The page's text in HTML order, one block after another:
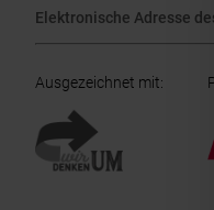
Elektronische Adresse
Ausgezeichnet mit: